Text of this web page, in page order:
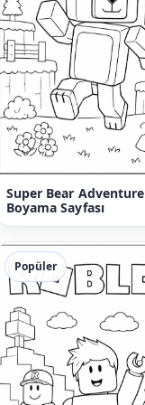
Super Bear Adventure
Boyama Sayfası
Popüler